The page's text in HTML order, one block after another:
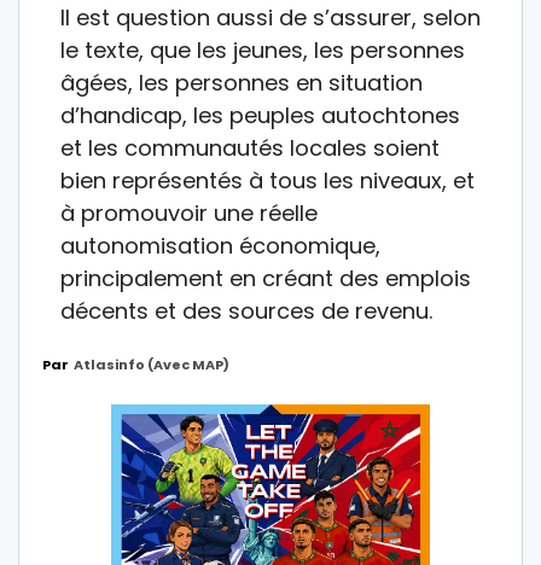
Il est question aussi de s’assurer, selon
le texte, que les jeunes, les personnes
âgées, les personnes en situation
d’handicap, les peuples autochtones
et les communautés locales soient
bien représentés à tous les niveaux, et
à promouvoir une réelle
autonomisation économique,
principalement en créant des emplois
décents et des sources de revenu.
Par Atlasinfo (avec MAP)